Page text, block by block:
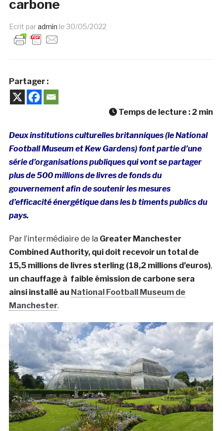
carbone
Ecrit paradmin le 30/05/2022
Partager :
Temps de lecture : 2 min
Deux institutions culturelles britanniques (le National
Football Museum et Kew Gardens) font partie d’une
série d’organisations publiques qui vont se partager
plus de 500 millions de livres de fonds du
gouvernement afin de soutenir les mesures
d’efficacité énergétique dans les b timents publics du
pays.
Par l’intermédiaire de la Greater Manchester
Combined Authority, qui doit recevoir un total de
15,5 millions de livres sterling (18,2 millions d’euros),
un chauffage à faible émission de carbone sera
ainsi installé au National Football Museum de
Manchester.